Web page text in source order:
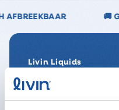
🚚 GRATIS
Livin Liquids
Ons verhaal
Onze Impact